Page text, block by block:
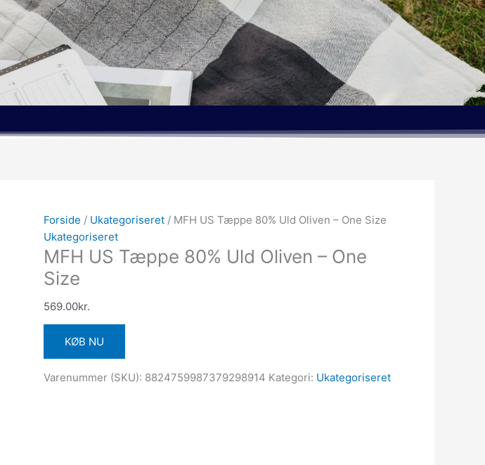
Forside / Ukategoriseret / MFH US Tæppe 80% Uld Oliven – One Size
Ukategoriseret
MFH US Tæppe 80% Uld Oliven – One
Size
569.00kr.
KØB NU
Varenummer (SKU): 8824759987379298914 Kategori: Ukategoriseret